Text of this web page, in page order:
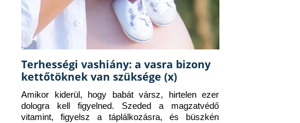
Terhességi vashiány: a vasra bizony
kettőtöknek van szüksége (x)
Amikor kiderül, hogy babát vársz, hirtelen ezer
dologra kell figyelned. Szeded a magzatvédő
vitamint, figyelsz a táplálkozásra, és büszkén